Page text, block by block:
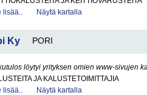
lisää..
Näytä kartalla
Ky PORI
löytyi yrityksen omien www-sivujen
JA KALUSTETOIMITTAJIA
lisää..
Näytä kartalla